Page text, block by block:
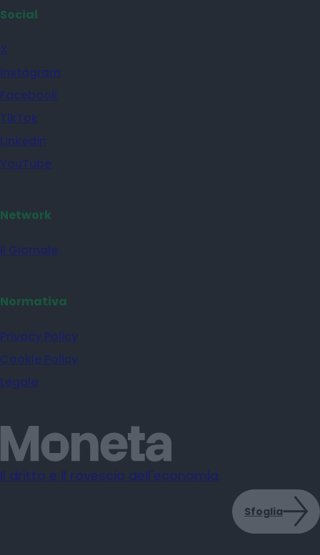
Social
X
Instagram
Facebook
TikTok
Linkedin
YouTube
Network
il Giornale
Normativa
Privacy Policy
Cookie Policy
Legale
Il dritto e il rovescio dell'economia
Sfoglia